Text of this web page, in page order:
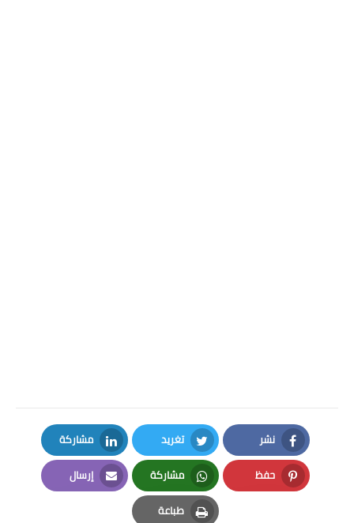
نشر
Facebook
تغريد
Twitter
مشاركة
LinkedIn
حفظ
Pinterest
مشاركة
Whatsapp
إرسال
Email
طباعة